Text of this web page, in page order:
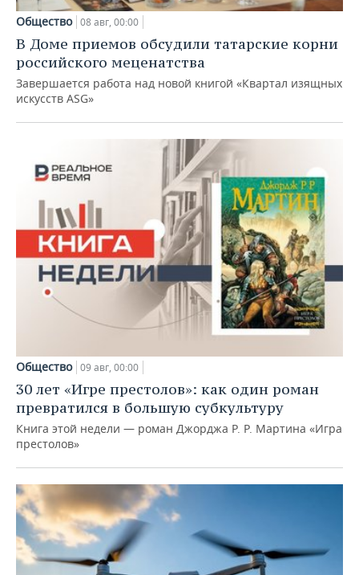
Общество 08 авг, 00:00
В Доме приемов обсудили татарские корни
российского меценатства
Завершается работа над новой книгой «Квартал изящных
искусств ASG»
Общество 09 авг, 00:00
30 лет «Игре престолов»: как один роман
превратился в большую субкультуру
Книга этой недели — роман Джорджа Р. Р. Мартина «Игра
престолов»